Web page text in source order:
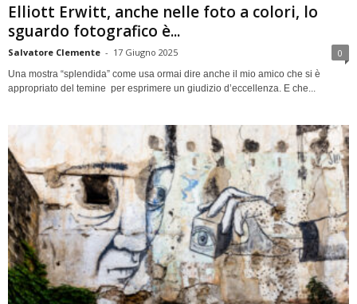
Elliott Erwitt, anche nelle foto a colori, lo
sguardo fotografico è...
Salvatore Clemente - 17 Giugno 2025 0
Una mostra “splendida” come usa ormai dire anche il mio amico che si è
appropriato del temine per esprimere un giudizio d’eccellenza. E che...